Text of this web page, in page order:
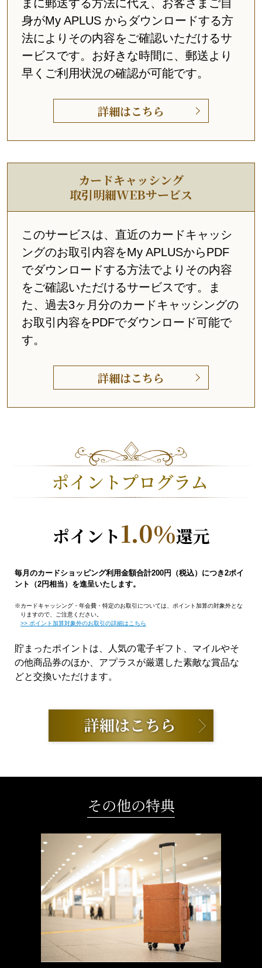
まに郵送する方法に代え、お客さまご自
身がMy APLUS からダウンロードする方
法によりその内容をご確認いただけるサ
ービスです。お好きな時間に、郵送より
早くご利用状況の確認が可能です。
詳細はこちら
カードキャッシング
取引明細WEBサービス
このサービスは、直近のカードキャッシ
ングのお取引内容をMy APLUSからPDF
でダウンロードする方法でよりその内容
をご確認いただけるサービスです。ま
た、過去3ヶ月分のカードキャッシングの
お取引内容をPDFでダウンロード可能で
す。
詳細はこちら
ポイント1.0％還元
毎月のカードショッピング利用金額合計200円（税込）につき2ポイ
ント（2円相当）を進呈いたします。
カードキャッシング・年会費・特定のお取引については、ポイント加算の対象外とな
りますので、ご注意ください。
>> ポイント加算対象外のお取引の詳細はこちら
貯まったポイントは、人気の電子ギフト、マイルやそ
の他商品券のほか、アプラスが厳選した素敵な賞品な
どと交換いただけます。
その他の特典